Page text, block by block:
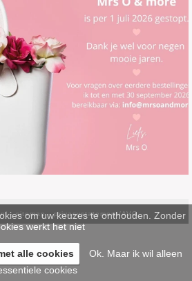
-sitemap-privacystatement/AVG
om uw keuzes te onthouden. Zonder
werkt het niet
alle cookies
Ok. Maar ik wil alleen
cookies